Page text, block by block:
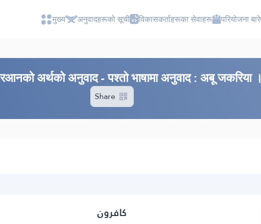
मुख्य अनुवादहरूको सूची विकासकर्ताहरूका सेवाहरू परियोजना बारे
अर्थको अनुवाद - पश्तो भाषामा अनुवाद : अबू जकरिया ।
Share
کافرون